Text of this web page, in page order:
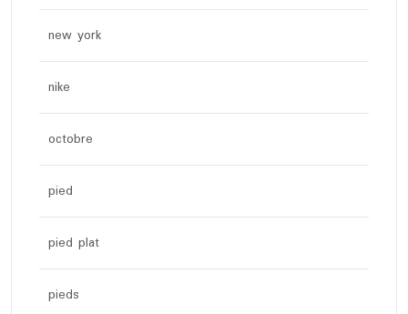
new york
nike
octobre
pied
pied plat
pieds